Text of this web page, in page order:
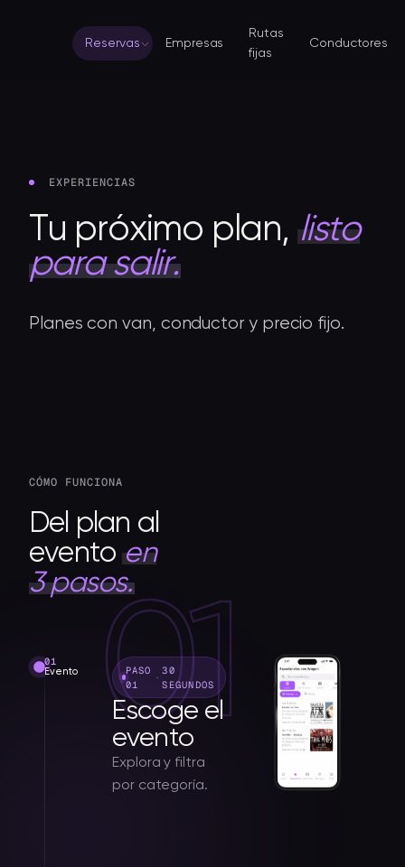
Reservas Empresas
Rutas
fijas
Conductores
EXPERIENCIAS
Tu próximo plan, listo
para salir.
Planes con van, conductor y precio fijo.
CÓMO FUNCIONA
Del plan al
eventoen
3 pasos.
01
Evento
PASO
01
·
30
SEGUNDOS
Escoge el
evento
Explora y filtra
por categoría.